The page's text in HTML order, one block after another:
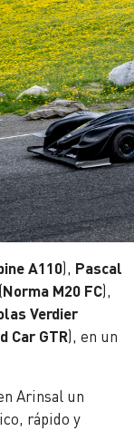
A110), Pascal
(Norma M20 FC),
Verdier
Car GTR), en un
Arinsal un
rápido y